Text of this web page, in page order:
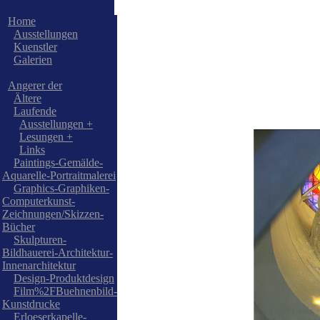
Home
Ausstellungen
Kuenstler
Galerien
Angerer der
Ältere
Laufende
Ausstellungen +
Lesungen +
Links
Paintings-Gemälde-
Aquarelle-Portraitmalerei
Graphics-Graphiken-
Computerkunst-
Zeichnungen/Skizzen-
Bücher
Skulpturen-
Bildhauerei-Architektur-
Innenarchitektur
Design-Produktdesign
Film%2FBuehnenbild-
Kunstdrucke
Erloeserkapelle-